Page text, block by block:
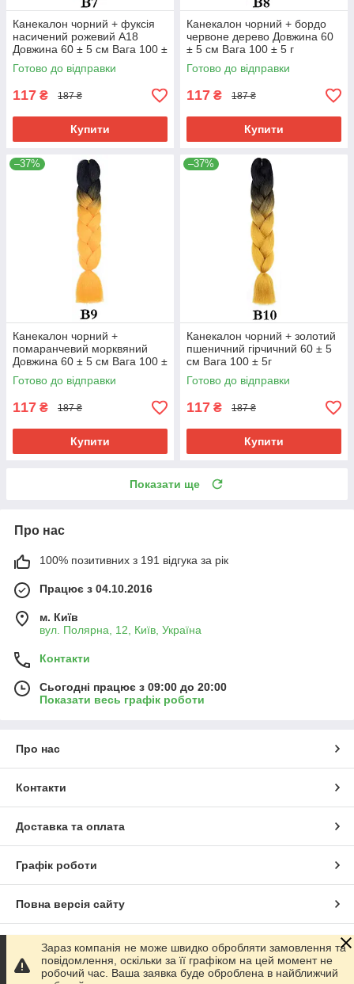
Канекалон чорний + фуксія
насичений рожевий А18
Довжина 60 ± 5 см Вага 100 ±
5 г Термостійкий Jumbo Braid
В7
Готово до відправки
117 ₴ 187 ₴
Купити
Канекалон чорний + бордо
червоне дерево Довжина 60
± 5 см Вага 100 ± 5 г
Термостійкий двоколірний
Jumbo Braid
Готово до відправки
117 ₴ 187 ₴
Купити
–37%
Канекалон чорний +
помаранчевий морквяний
Довжина 60 ± 5 см Вага 100 ±
5 г Термостійкий двоколірний
Jumbo
Готово до відправки
117 ₴ 187 ₴
Купити
–37%
Канекалон чорний + золотий
пшеничний гірчичний 60 ± 5
см Вага 100 ± 5г
Термостійкий двоколірний
Jumbo Braid
Готово до відправки
117 ₴ 187 ₴
Купити
Показати ще
Про нас
100% позитивних з 191 відгука за рік
Працює з 04.10.2016
м. Київ
вул. Полярна, 12, Київ, Україна
Контакти
Сьогодні працює з 09:00 до 20:00
Показати весь графік роботи
Про нас
Контакти
Доставка та оплата
Графік роботи
Повна версія сайту
Сайт створено на маркетплейсіProm.ua
Зараз компанія не може швидко обробляти замовлення та
повідомлення, оскільки за її графіком на цей момент не
робочий час. Ваша заявка буде оброблена в найближчий